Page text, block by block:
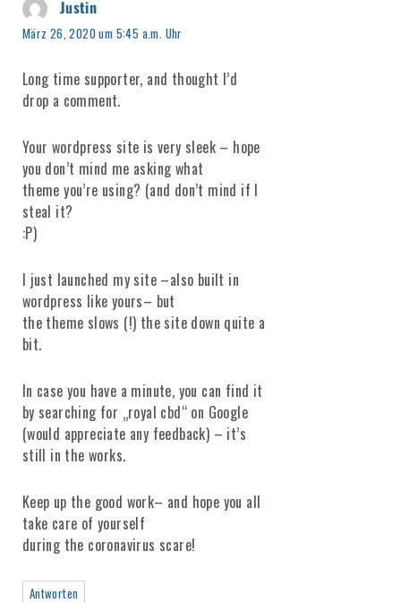
Justin
März 26, 2020 um 5:45 a.m. Uhr
Long time supporter, and thought I’d
drop a comment.
Your wordpress site is very sleek – hope
you don’t mind me asking what
theme you’re using? (and don’t mind if I
steal it?
:P)
I just launched my site –also built in
wordpress like yours– but
the theme slows (!) the site down quite a
bit.
In case you have a minute, you can find it
by searching for „royal cbd“ on Google
(would appreciate any feedback) – it’s
still in the works.
Keep up the good work– and hope you all
take care of yourself
during the coronavirus scare!
Antworten